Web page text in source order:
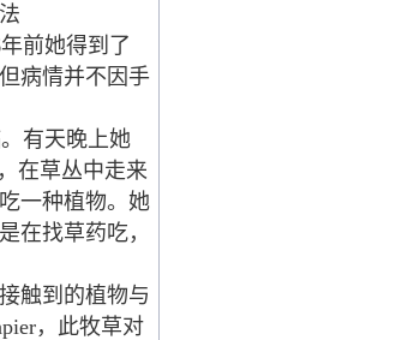
前她得到了
病情并不因手
有天晚上她
在草丛中走来
一种植物。她
在找草药吃，
触到的植物与
，此牧草对